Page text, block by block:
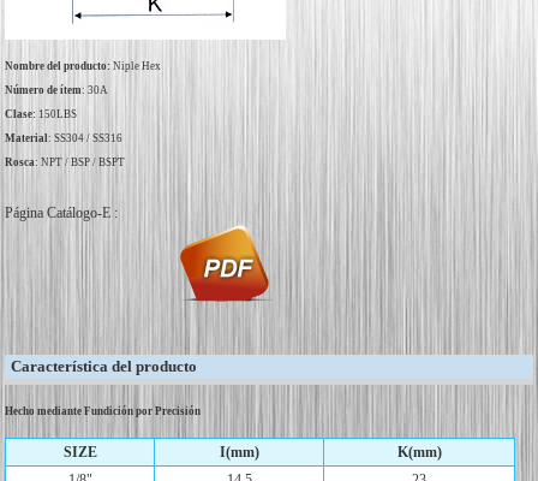
Nombre del producto: Niple Hex
Número de ítem: 30A
Clase: 150LBS
Material: SS304 / SS316
Rosca: NPT / BSP / BSPT
Página Catálogo-E :
Característica del producto
Hecho mediante Fundición por Precisión
SIZE I(mm)
K(mm)